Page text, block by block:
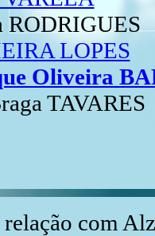
RODRIGUES
LOPES
Oliveira
TAVARES
relação com